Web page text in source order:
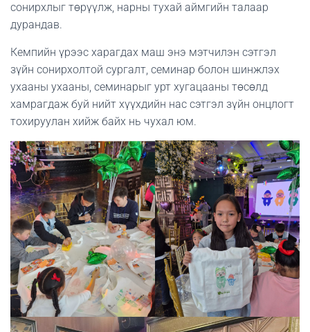
сонирхлыг төрүүлж, нарны тухай аймгийн талаар
дурандав.
Кемпийн үрээс харагдах маш энэ мэтчилэн сэтгэл
зүйн сонирхолтой сургалт, семинар болон шинжлэх
ухааны ухааны, семинарыг урт хугацааны төсөлд
хамрагдаж буй нийт хүүхдийн нас сэтгэл зүйн онцлогт
тохируулан хийж байх нь чухал юм.